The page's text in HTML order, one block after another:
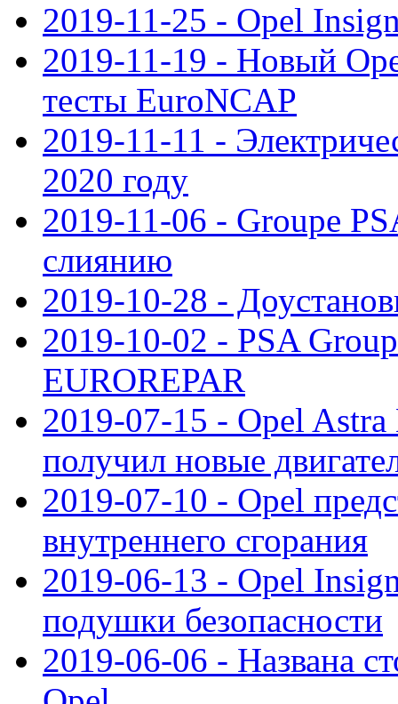
2019-11-25 - Opel
2019-11-19 - Новый
тесты EuroNCAP
2019-11-11 -
2020 году
2019-11-06 - Groupe
слиянию
2019-10-28 -
2019-10-02 - PSA
EUROREPAR
2019-07-15 - Opel Astra
получил новые
2019-07-10 - Opel
внутреннего сгорания
2019-06-13 - Opel
подушки безопасности
2019-06-06 - Названа